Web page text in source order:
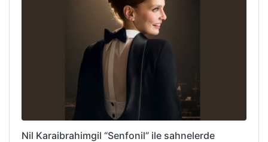
Nil Karaibrahimgil “Senfonil” ile sahnelerde